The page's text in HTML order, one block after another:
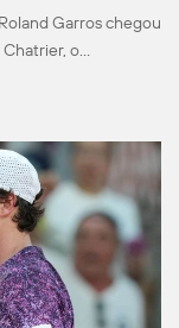
Garros chegou
o…